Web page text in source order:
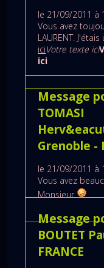
le 21/09/2011 à
Vous avez
LAURENT.
iciVotre texte ici
ici
Message
TOMASI
Grenoble -
le 21/09/2011 à
Vous avez
Monsieur.
Message
BOUTET
FRANCE